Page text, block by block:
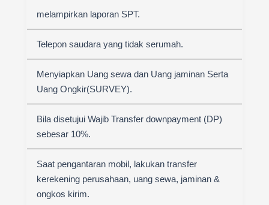
melampirkan laporan SPT.
Telepon saudara yang tidak serumah.
Menyiapkan Uang sewa dan Uang jaminan Serta
Uang Ongkir(SURVEY).
Bila disetujui Wajib Transfer downpayment (DP)
sebesar 10%.
Saat pengantaran mobil, lakukan transfer
kerekening perusahaan, uang sewa, jaminan &
ongkos kirim.